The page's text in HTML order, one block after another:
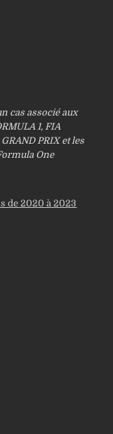
cas associé aux
1, FIA
PRIX et les
One
de 2020 à 2023